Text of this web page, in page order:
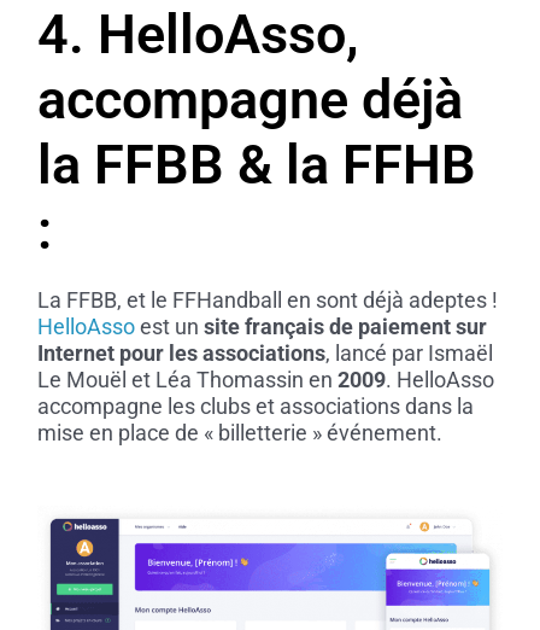
4. HelloAsso,
accompagne déjà
la FFBB & la FFHB
:
La FFBB, et le FFHandball en sont déjà adeptes !
HelloAssoest un site français de paiement sur
Internet pour les associations, lancé par Ismaël
Le Mouël et Léa Thomassin en2009. HelloAsso
accompagne les clubs et associations dans la
mise en place de « billetterie » événement.